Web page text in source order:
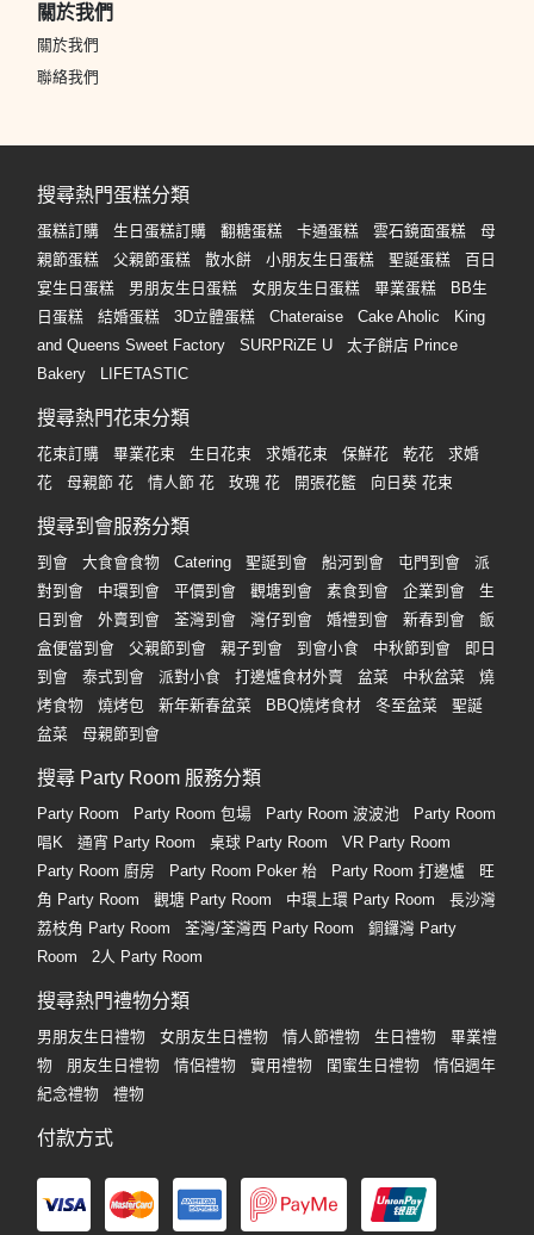
關於我們
關於我們
聯絡我們
搜尋熱門蛋糕分類
蛋糕訂購 生日蛋糕訂購 翻糖蛋糕 卡通蛋糕 雲石鏡面蛋糕
母
親節蛋糕
父親節蛋糕 散水餅 小朋友生日蛋糕 聖誕蛋糕
百日
宴生日蛋糕
男朋友生日蛋糕 女朋友生日蛋糕 畢業蛋糕
BB生
日蛋糕
結婚蛋糕 3D立體蛋糕 Chateraise Cake Aholic
King
and Queens Sweet Factory
SURPRiZE U
太子餅店 Prince
Bakery
LIFETASTIC
搜尋熱門花束分類
花束訂購 畢業花束 生日花束 求婚花束 保鮮花 乾花
求婚
花
母親節 花 情人節 花 玫瑰 花 開張花籃 向日葵 花束
搜尋到會服務分類
到會 大食會食物 Catering 聖誕到會 船河到會 屯門到會
派
對到會
中環到會 平價到會 觀塘到會 素食到會 企業到會
生
日到會
外賣到會 荃灣到會 灣仔到會 婚禮到會 新春到會
飯
盒便當到會
父親節到會 親子到會 到會小食 中秋節到會
即日
到會
泰式到會 派對小食 打邊爐食材外賣 盆菜 中秋盆菜
燒
烤食物
燒烤包 新年新春盆菜 BBQ燒烤食材 冬至盆菜
聖誕
盆菜
母親節到會
搜尋 Party Room 服務分類
Party Room Party Room 包場 Party Room 波波池
Party Room
唱K
通宵 Party Room 桌球 Party Room
VR Party Room
Party Room 廚房
Party Room Poker 枱 Party Room 打邊爐
旺
角 Party Room
觀塘 Party Room 中環上環 Party Room
長沙灣
荔枝角 Party Room
荃灣/荃灣西 Party Room
銅鑼灣 Party
Room
2人 Party Room
搜尋熱門禮物分類
男朋友生日禮物 女朋友生日禮物 情人節禮物 生日禮物
畢業禮
物
朋友生日禮物 情侶禮物 實用禮物 閨蜜生日禮物
情侶週年
紀念禮物
禮物
付款方式